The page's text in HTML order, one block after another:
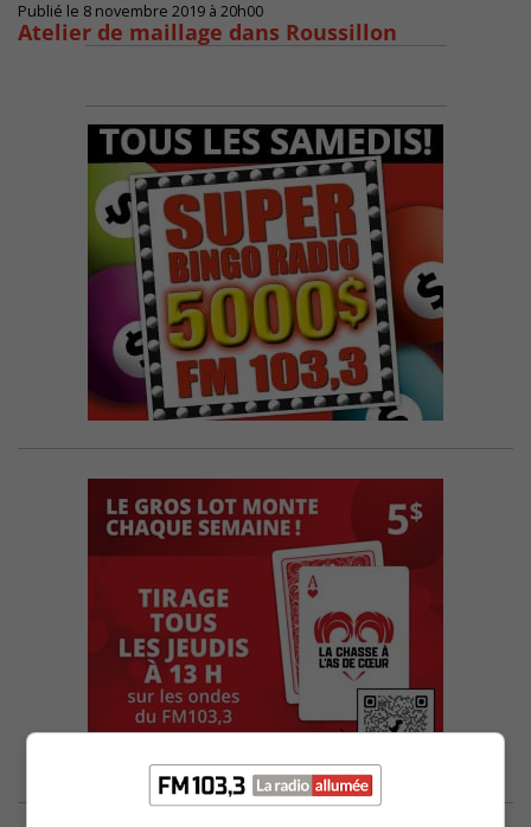
Publié le 8 novembre 2019 à 20h00
Atelier de maillage dans Roussillon